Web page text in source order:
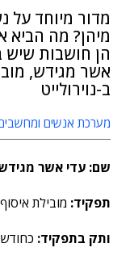
מדור מיוחד על
מיהן? מה הביא
הן חושבות שיש
אשר מגידש,
ב-נוירולייט
מערכת אנשים
שם: עדי אשר
תפקיד: מובילת
ותק בתפקיד: